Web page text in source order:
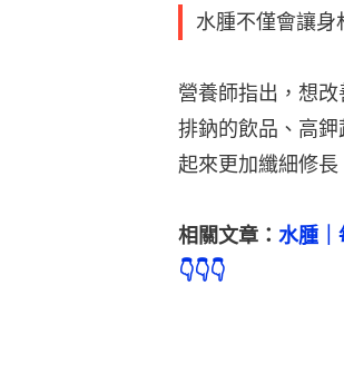
水腫不僅會讓身
營養師指出，想
排鈉的飲品、高
起來更加纖細修長
相關文章： 水腫｜
👇👇👇